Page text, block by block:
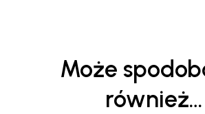
Może
również…